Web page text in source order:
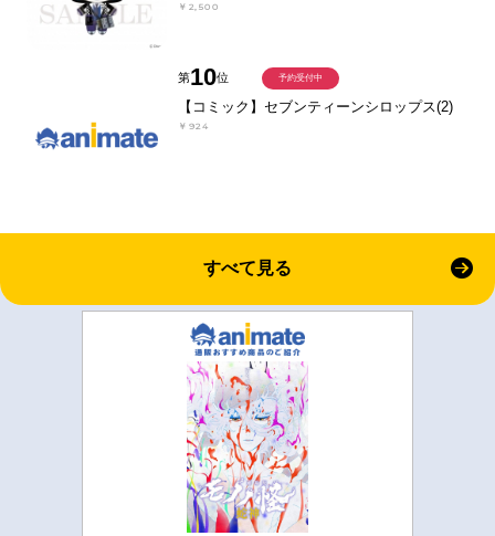
￥2,500
第10位
【コミック】セブンティーンシロップス(2)
￥924
予約受付中
すべて見る